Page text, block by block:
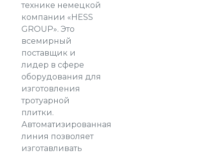
технике немецкой
компании «HESS
GROUP». Это
всемирный
поставщик и
лидер в сфере
оборудования для
изготовления
тротуарной
плитки.
Автоматизированная
линия позволяет
изготавливать